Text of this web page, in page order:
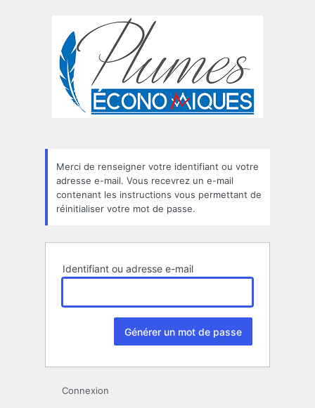
Merci de renseigner votre identifiant ou votre
adresse e-mail. Vous recevrez un e-mail
contenant les instructions vous permettant de
réinitialiser votre mot de passe.
Identifiant ou adresse e-mail
Connexion